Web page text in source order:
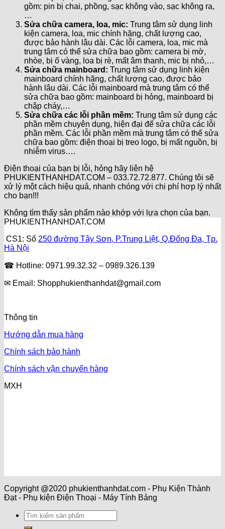
gồm: pin bị chai, phồng, sạc không vào, sạc không ra,
…
Sửa chữa camera, loa, mic: Trung tâm sử dụng linh
kiện camera, loa, mic chính hãng, chất lượng cao,
được bảo hành lâu dài. Các lỗi camera, loa, mic mà
trung tâm có thể sửa chữa bao gồm: camera bị mờ,
nhòe, bị ố vàng, loa bị rè, mất âm thanh, mic bị nhỏ,…
Sửa chữa mainboard: Trung tâm sử dụng linh kiện
mainboard chính hãng, chất lượng cao, được bảo
hành lâu dài. Các lỗi mainboard mà trung tâm có thể
sửa chữa bao gồm: mainboard bị hỏng, mainboard bị
chập cháy,…
Sửa chữa các lỗi phần mềm: Trung tâm sử dụng các
phần mềm chuyên dụng, hiện đại để sửa chữa các lỗi
phần mềm. Các lỗi phần mềm mà trung tâm có thể sửa
chữa bao gồm: điện thoại bị treo logo, bị mất nguồn, bị
nhiễm virus….
Điện thoại của bạn bị lỗi, hỏng hãy liên hệ
PHUKIENTHANHDAT.COM – 033.72.72.877. Chúng tôi sẽ
xử lý một cách hiệu quả, nhanh chóng với chi phí hơp lý nhất
cho bạn!!!
Không tìm thấy sản phẩm nào khớp với lựa chọn của bạn.
PHUKIENTHANHDAT.COM
CS1: Số 250 đường Tây Sơn, P.Trung Liệt, Q.Đống Đa, Tp.
Hà Nội
☎ Hotline: 0971.99.32.32 – 0989.326.139
✉ Email: Shopphukienthanhdat@gmail.com
Thông tin
Hướng dẫn mua hàng
Chính sách bảo hành
Chính sách vận chuyển hàng
MXH
Copyright @2020 phukienthanhdat.com - Phụ Kiện Thành
Đạt - Phụ kiện Điện Thoại - Máy Tính Bảng